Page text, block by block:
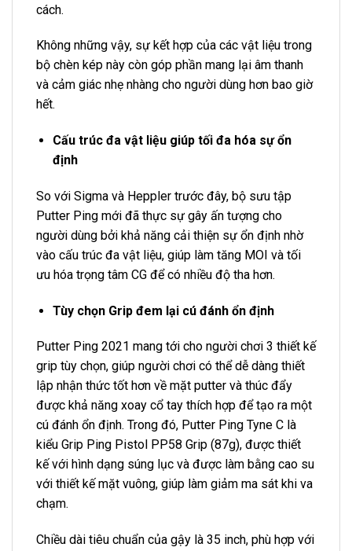
cách.
Không những vậy, sự kết hợp của các vật liệu trong
bộ chèn kép này còn góp phần mang lại âm thanh
và cảm giác nhẹ nhàng cho người dùng hơn bao giờ
hết.
Cấu trúc đa vật liệu giúp tối đa hóa sự ổn
định
So với Sigma và Heppler trước đây, bộ sưu tập
Putter Ping mới đã thực sự gây ấn tượng cho
người dùng bởi khả năng cải thiện sự ổn định nhờ
vào cấu trúc đa vật liệu, giúp làm tăng MOI và tối
ưu hóa trọng tâm CG để có nhiều độ tha hơn.
Tùy chọn Grip đem lại cú đánh ổn định
Putter Ping 2021 mang tới cho người chơi 3 thiết kế
grip tùy chọn, giúp người chơi có thể dễ dàng thiết
lập nhận thức tốt hơn về mặt putter và thúc đẩy
được khả năng xoay cổ tay thích hợp để tạo ra một
cú đánh ổn định. Trong đó, Putter Ping Tyne C là
kiểu Grip Ping Pistol PP58 Grip (87g), được thiết
kế với hình dạng súng lục và được làm bằng cao su
với thiết kế mặt vuông, giúp làm giảm ma sát khi va
chạm.
Chiều dài tiêu chuẩn của gậy là 35 inch, phù hợp với